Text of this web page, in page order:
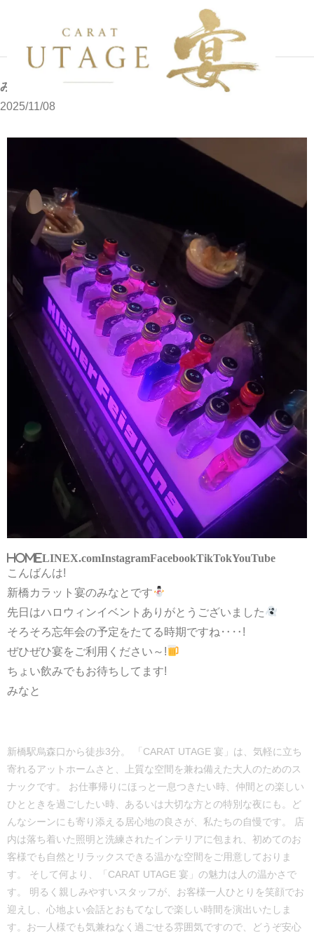
ホーム 写メブログ みなとです
みなとです
2025/11/08
HOMELINEX.comInstagramFacebookTikTokYouTube
こんばんは!
新橋カラット宴のみなとです
先日はハロウィンイベントありがとうございました
そろそろ忘年会の予定をたてる時期ですね‥‥!
ぜひぜひ宴をご利用ください～!
ちょい飲みでもお待ちしてます!
みなと
新橋駅烏森口から徒歩3分。 「CARAT UTAGE 宴」は、気軽に立ち
寄れるアットホームさと、上質な空間を兼ね備えた大人のためのス
ナックです。 お仕事帰りにほっと一息つきたい時、仲間との楽しい
ひとときを過ごしたい時、あるいは大切な方との特別な夜にも。ど
んなシーンにも寄り添える居心地の良さが、私たちの自慢です。 店
内は落ち着いた照明と洗練されたインテリアに包まれ、初めてのお
客様でも自然とリラックスできる温かな空間をご用意しておりま
す。 そして何より、「CARAT UTAGE 宴」の魅力は人の温かさで
す。 明るく親しみやすいスタッフが、お客様一人ひとりを笑顔でお
迎えし、心地よい会話とおもてなしで楽しい時間を演出いたしま
す。お一人様でも気兼ねなく過ごせる雰囲気ですので、どうぞ安心